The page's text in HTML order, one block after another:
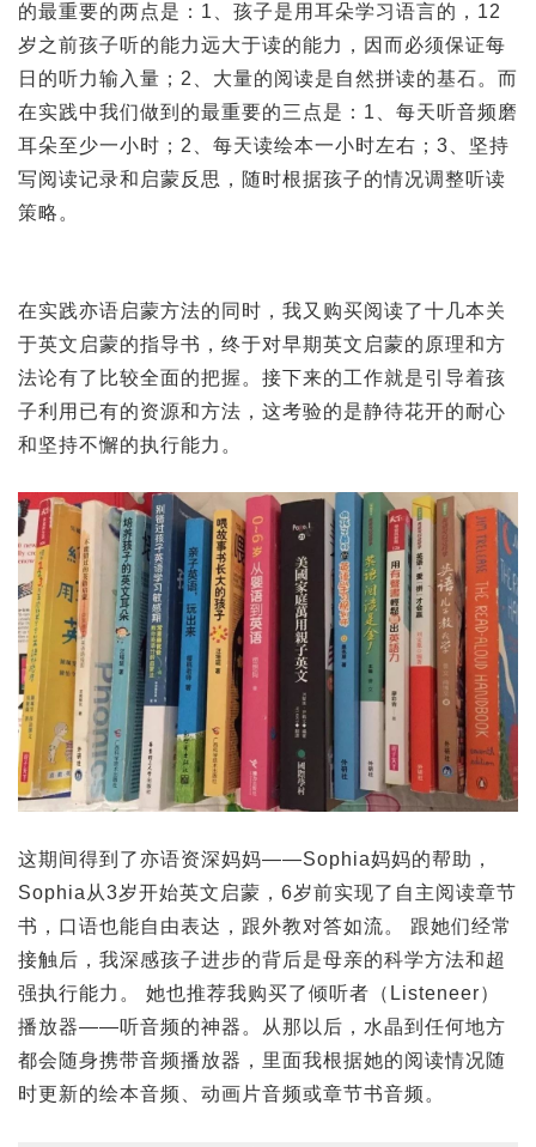
的最重要的两点是：1、孩子是用耳朵学习语言的，12
岁之前孩子听的能力远大于读的能力，因而必须保证每
日的听力输入量；2、大量的阅读是自然拼读的基石。而
在实践中我们做到的最重要的三点是：1、每天听音频磨
耳朵至少一小时；2、每天读绘本一小时左右；3、坚持
写阅读记录和启蒙反思，随时根据孩子的情况调整听读
策略。
在实践亦语启蒙方法的同时，我又购买阅读了十几本关
于英文启蒙的指导书，终于对早期英文启蒙的原理和方
法论有了比较全面的把握。接下来的工作就是引导着孩
子利用已有的资源和方法，这考验的是静待花开的耐心
和坚持不懈的执行能力。
这期间得到了亦语资深妈妈——Sophia妈妈的帮助，
Sophia从3岁开始英文启蒙，6岁前实现了自主阅读章节
书，口语也能自由表达，跟外教对答如流。 跟她们经常
接触后，我深感孩子进步的背后是母亲的科学方法和超
强执行能力。 她也推荐我购买了倾听者（Listeneer）
播放器——听音频的神器。从那以后，水晶到任何地方
都会随身携带音频播放器，里面我根据她的阅读情况随
时更新的绘本音频、动画片音频或章节书音频。